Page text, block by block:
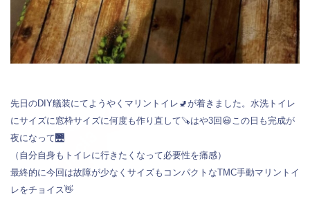
先日のDIY艤装にてようやくマリントイレ🚽が着きました。水洗トイレ
にサイズに窓枠サイズに何度も作り直して🪚はや3回😃この日も完成が
夜になって🌉
（自分自身もトイレに行きたくなって必要性を痛感）
最終的に今回は故障が少なくサイズもコンパクトなTMC手動マリントイ
レをチョイス👋